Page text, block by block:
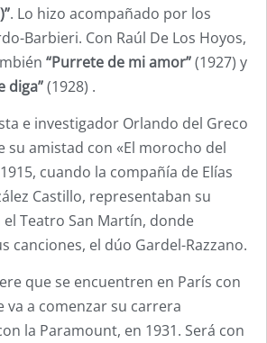
. Lo hizo acompañado por los
Barbieri. Con Raúl De Los Hoyos,
“Purrete de mi amor”(1927) y
diga”(1928) .
e investigador Orlando del Greco
su amistad con «El morocho del
cuando la compañía de Elías
Castillo, representaban su
el Teatro San Martín, donde
canciones, el dúo Gardel-Razzano.
que se encuentren en París con
va a comenzar su carrera
la Paramount, en 1931. Será con